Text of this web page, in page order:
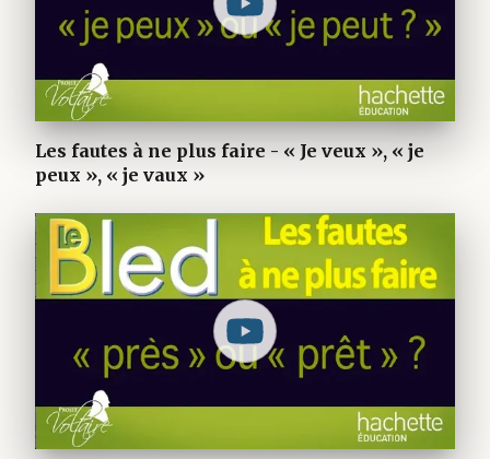
Les fautes à ne plus faire - « Je veux », « je
peux », « je vaux »